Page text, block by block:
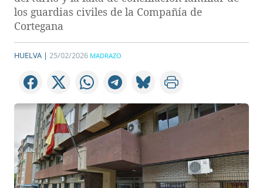
los guardias civiles de la Compañía de
Cortegana
HUELVA | 25/02/2026 MADRAZO